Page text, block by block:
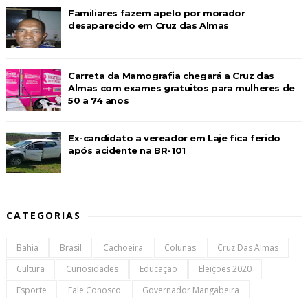
Familiares fazem apelo por morador
desaparecido em Cruz das Almas
Carreta da Mamografia chegará a Cruz das
Almas com exames gratuitos para mulheres de
50 a 74 anos
Ex-candidato a vereador em Laje fica ferido
após acidente na BR-101
CATEGORIAS
Bahia Brasil Cachoeira Colunas
Cruz Das Almas
Cultura
Curiosidades Educação
Eleições 2020
Esporte
Fale Conosco
Governador Mangabeira